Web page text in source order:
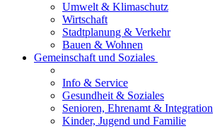
Umwelt & Klimaschutz
Wirtschaft
Stadtplanung & Verkehr
Bauen & Wohnen
Gemeinschaft und Soziales
Info & Service
Gesundheit & Soziales
Senioren, Ehrenamt & Integration
Kinder, Jugend und Familie